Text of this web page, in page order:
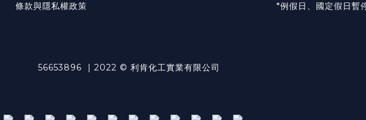
條款與隱私權政策 *例假日、國定假日暫
56653896 | 2022 © 利肯化工實業有限公司